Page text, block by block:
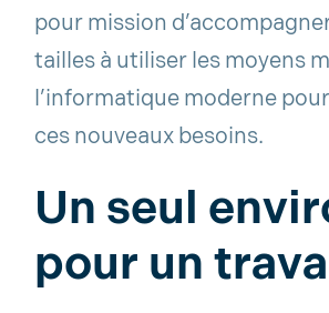
pour mission
tailles à utiliser les moyens
l’informatique moderne
ces nouveaux besoins.
Un seul
pour un